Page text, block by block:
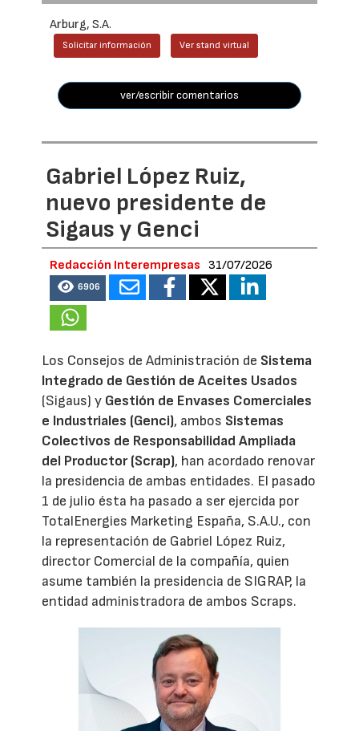
Arburg, S.A.
Solicitar información Ver stand virtual
ver/escribir comentarios
Gabriel López Ruiz,
nuevo presidente de
Sigaus y Genci
Redacción Interempresas 31/07/2026
6906
Los Consejos de Administración de Sistema
Integrado de Gestión de Aceites Usados
(Sigaus) y Gestión de Envases Comerciales
e Industriales (Genci), ambos Sistemas
Colectivos de Responsabilidad Ampliada
del Productor (Scrap), han acordado renovar
la presidencia de ambas entidades. El pasado
1 de julio ésta ha pasado a ser ejercida por
TotalEnergies Marketing España, S.A.U., con
la representación de Gabriel López Ruiz,
director Comercial de la compañía, quien
asume también la presidencia de SIGRAP, la
entidad administradora de ambos Scraps.